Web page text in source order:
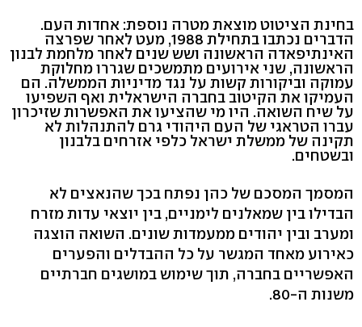
בחינת הציטוט מוצאת מטרה נוספת: אחדות העם.
הדברים נכתבו בתחילת 1988, מעט לאחר שפרצה
האינתיפאדה הראשונה ושש שנים לאחר מלחמת לבנון
הראשונה, שני אירועים מתמשכים שגררו מחלוקת
עמוקה וביקורות קשות על נגד מדיניות הממשלה. הם
העמיקו את הקיטוב בחברה הישראלית ואף השפיעו
על שיח השואה. היו מי שהציעו את האפשרות שזיכרון
עברו הטראגי של העם היהודי גרם להתנהלות לא
תקינה של ממשלת ישראל כלפי אזרחים בלבנון
ובשטחים.
המסמך המסכם של כהן נפתח בכך שהנאצים לא
הבדילו בין שמאלנים לימניים, בין יוצאי עדות מזרח
ומערב ובין יהודים ממעמדות שונים. השואה הוצגה
כאירוע מאחד המגשר על כל ההבדלים והפערים
האפשריים בחברה, תוך שימוש במושגים חברתיים
משנות ה-80.